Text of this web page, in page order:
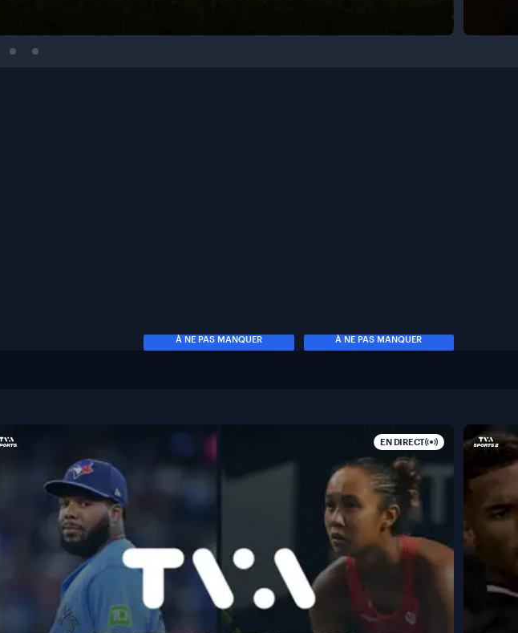
À NE PAS MANQUER À NE PAS MANQUER
EN DIRECT